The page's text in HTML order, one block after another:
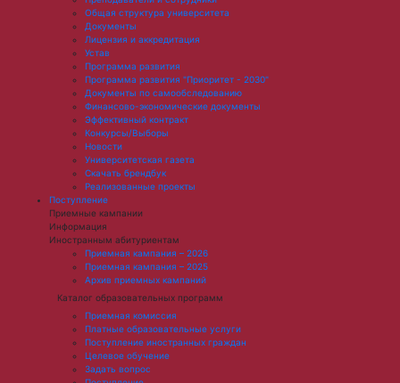
Общая структура университета
Документы
Лицензия и аккредитация
Устав
Программа развития
Программа развития "Приоритет - 2030"
Документы по самообследованию
Финансово-экономические документы
Эффективный контракт
Конкурсы/Выборы
Новости
Университетская газета
Скачать брендбук
Реализованные проекты
Поступление
Приемные кампании
Информация
Иностранным абитуриентам
Приемная кампания – 2026
Приемная кампания – 2025
Архив приемных кампаний
Каталог образовательных программ
Приемная комиссия
Платные образовательные услуги
Поступление иностранных граждан
Целевое обучение
Задать вопрос